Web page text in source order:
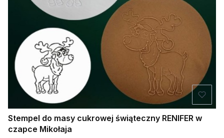
Stempel do masy cukrowej świąteczny RENIFER w
czapce Mikołaja